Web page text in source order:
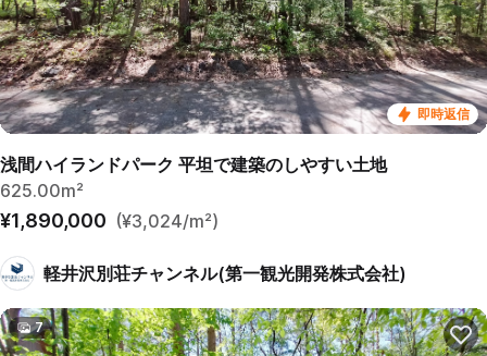
即時返信
浅間ハイランドパーク 平坦で建築のしやすい土地
625.00m²
¥1,890,000 (¥3,024/m²)
軽井沢別荘チャンネル(第一観光開発株式会社)
7